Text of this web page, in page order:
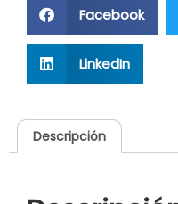
Facebook
LinkedIn
Descripción